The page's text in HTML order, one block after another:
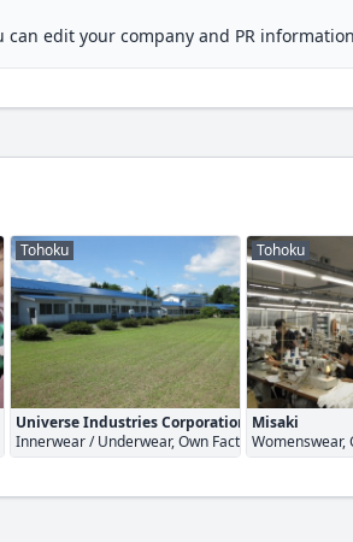
edit your company and PR
Tohoku
Universe Industries Corporation
Innerwear / Underwear, Own Factory
Tohoku
Misaki
Womenswear,